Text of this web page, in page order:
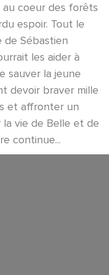
au coeur des forêts
espoir. Tout le
de Sébastien
les aider à
sauver la jeune
devoir braver mille
et affronter un
vie de Belle et de
continue...